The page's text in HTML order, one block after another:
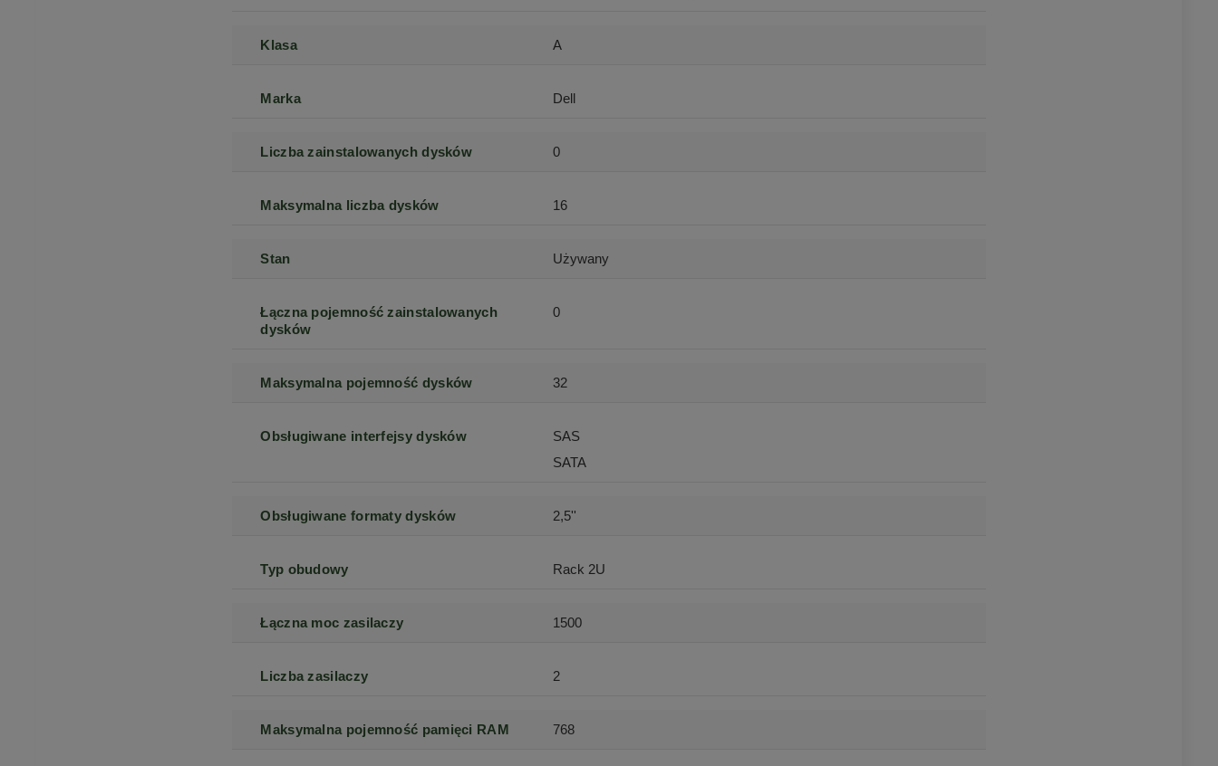
Klasa A
Marka Dell
Liczba zainstalowanych dysków 0
Maksymalna liczba dysków 16
Stan Używany
Łączna pojemność zainstalowanych
dysków
0
Maksymalna pojemność dysków 32
Obsługiwane interfejsy dysków
SAS
SATA
Obsługiwane formaty dysków 2,5''
Typ obudowy Rack 2U
Łączna moc zasilaczy 1500
Liczba zasilaczy 2
Maksymalna pojemność pamięci RAM 768